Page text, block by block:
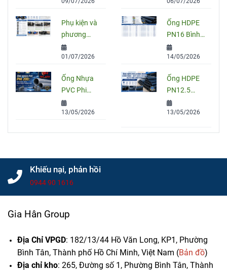
Quy Cách,
Và Cách
Chọn Đúng
Hiện Nay?
PVC, PPR
Và HDPE
Phụ kiện và
phương
pháp nối
ống HDPE
thuật
01/07/2026
Ống HDPE
PN16 Bình
Minh: Quy
Cách, Báo
Chọn Đúng
Cho Công
Trình
14/05/2026
Ống Nhựa
PVC Phi
200: Quy
Cách, Giá
Trình
13/05/2026
Ống HDPE
PN12.5
Bình Minh
Chính Hãng
Chọn Mua
13/05/2026
Khiếu nại, phản hồi
0944 90 1616
Gia Hân Group
Địa Chỉ VPGD: 182/13/44 Hồ Văn Long, KP1, Phường
Bình Tân, Thành phố Hồ Chí Minh, Việt Nam (Bản đồ)
Địa chỉ kho: 265, Đường số 1, Phường Bình Tân, Thành